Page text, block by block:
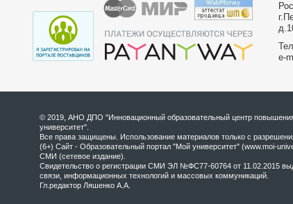
e-
© 2019, АНО ДПО "Инновационный образовательный центр
университет".
Все права защищены. Использование материалов только с
(6+) Сайт - Образовательный портал "Мой университет" (www.moi-
СМИ (сетевое издание).
Свидетельство о регистрации СМИ ЭЛ №ФС77-60764 от 11.02.2015
связи, информационных технологий и массовых коммуникаций.
Гл.редактор Ляшенко А.А.